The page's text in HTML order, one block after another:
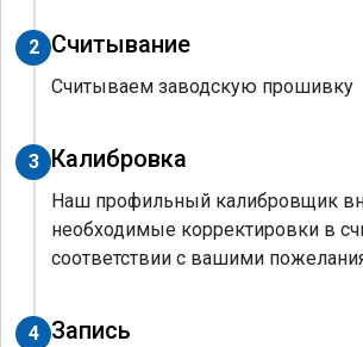
2 Считывание
Считываем заводскую прошивку
3 Калибровка
Наш профильный калибровщик
необходимые корректировки в
соответствии с вашими
4 Запись